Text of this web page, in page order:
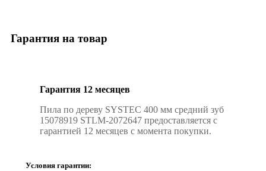
Гарантия на товар
Гарантия 12 месяцев
Пила по дереву SYSTEC 400 мм средний зуб
15078919 STLM-2072647 предоставляется с
гарантией 12 месяцев с момента покупки.
Условия гарантии: